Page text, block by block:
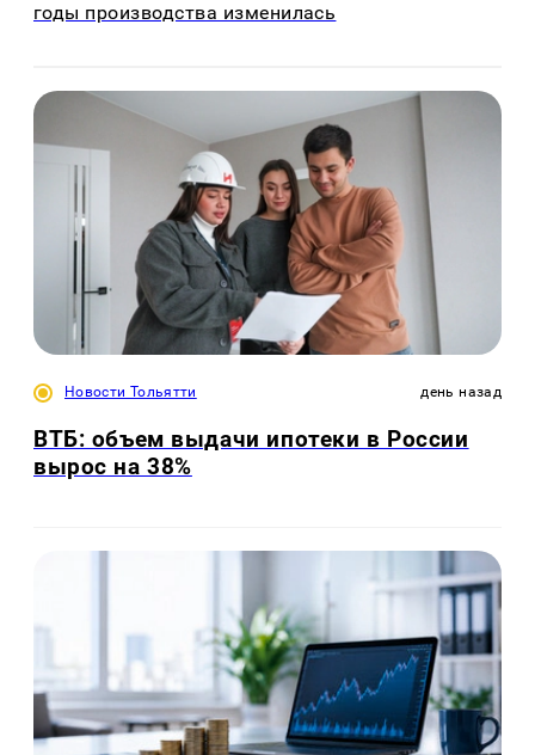
годы производства изменилась
Новости Тольятти день назад
ВТБ: объем выдачи ипотеки в России
вырос на 38%